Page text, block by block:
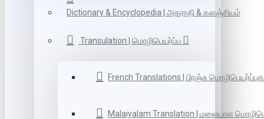
Dictionary & Encyclopedia | அகராதி & களஞ்சியம்
Transulation | மொழிபெயர்ப்பு
French Translations | பிரஞ்சு
Malaiyalam Translation | மலையாள